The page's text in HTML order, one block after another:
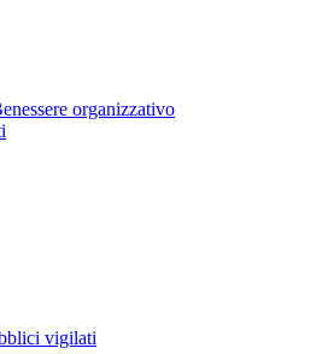
organizzativo
vigilati